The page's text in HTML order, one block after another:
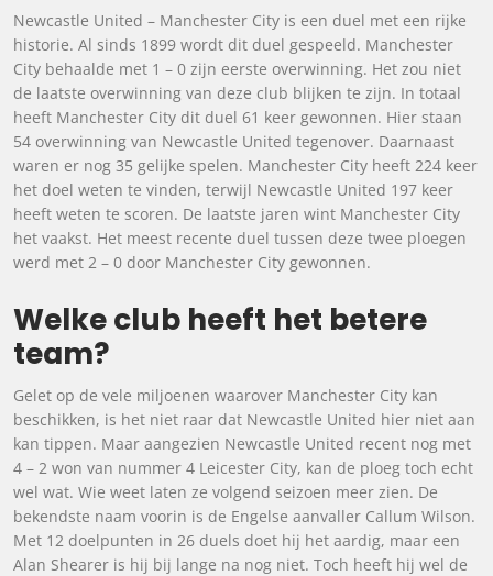
Newcastle United – Manchester City is een duel met een rijke
historie. Al sinds 1899 wordt dit duel gespeeld. Manchester
City behaalde met 1 – 0 zijn eerste overwinning. Het zou niet
de laatste overwinning van deze club blijken te zijn. In totaal
heeft Manchester City dit duel 61 keer gewonnen. Hier staan
54 overwinning van Newcastle United tegenover. Daarnaast
waren er nog 35 gelijke spelen. Manchester City heeft 224 keer
het doel weten te vinden, terwijl Newcastle United 197 keer
heeft weten te scoren. De laatste jaren wint Manchester City
het vaakst. Het meest recente duel tussen deze twee ploegen
werd met 2 – 0 door Manchester City gewonnen.
Welke club heeft het betere
team?
Gelet op de vele miljoenen waarover Manchester City kan
beschikken, is het niet raar dat Newcastle United hier niet aan
kan tippen. Maar aangezien Newcastle United recent nog met
4 – 2 won van nummer 4 Leicester City, kan de ploeg toch echt
wel wat. Wie weet laten ze volgend seizoen meer zien. De
bekendste naam voorin is de Engelse aanvaller Callum Wilson.
Met 12 doelpunten in 26 duels doet hij het aardig, maar een
Alan Shearer is hij bij lange na nog niet. Toch heeft hij wel de